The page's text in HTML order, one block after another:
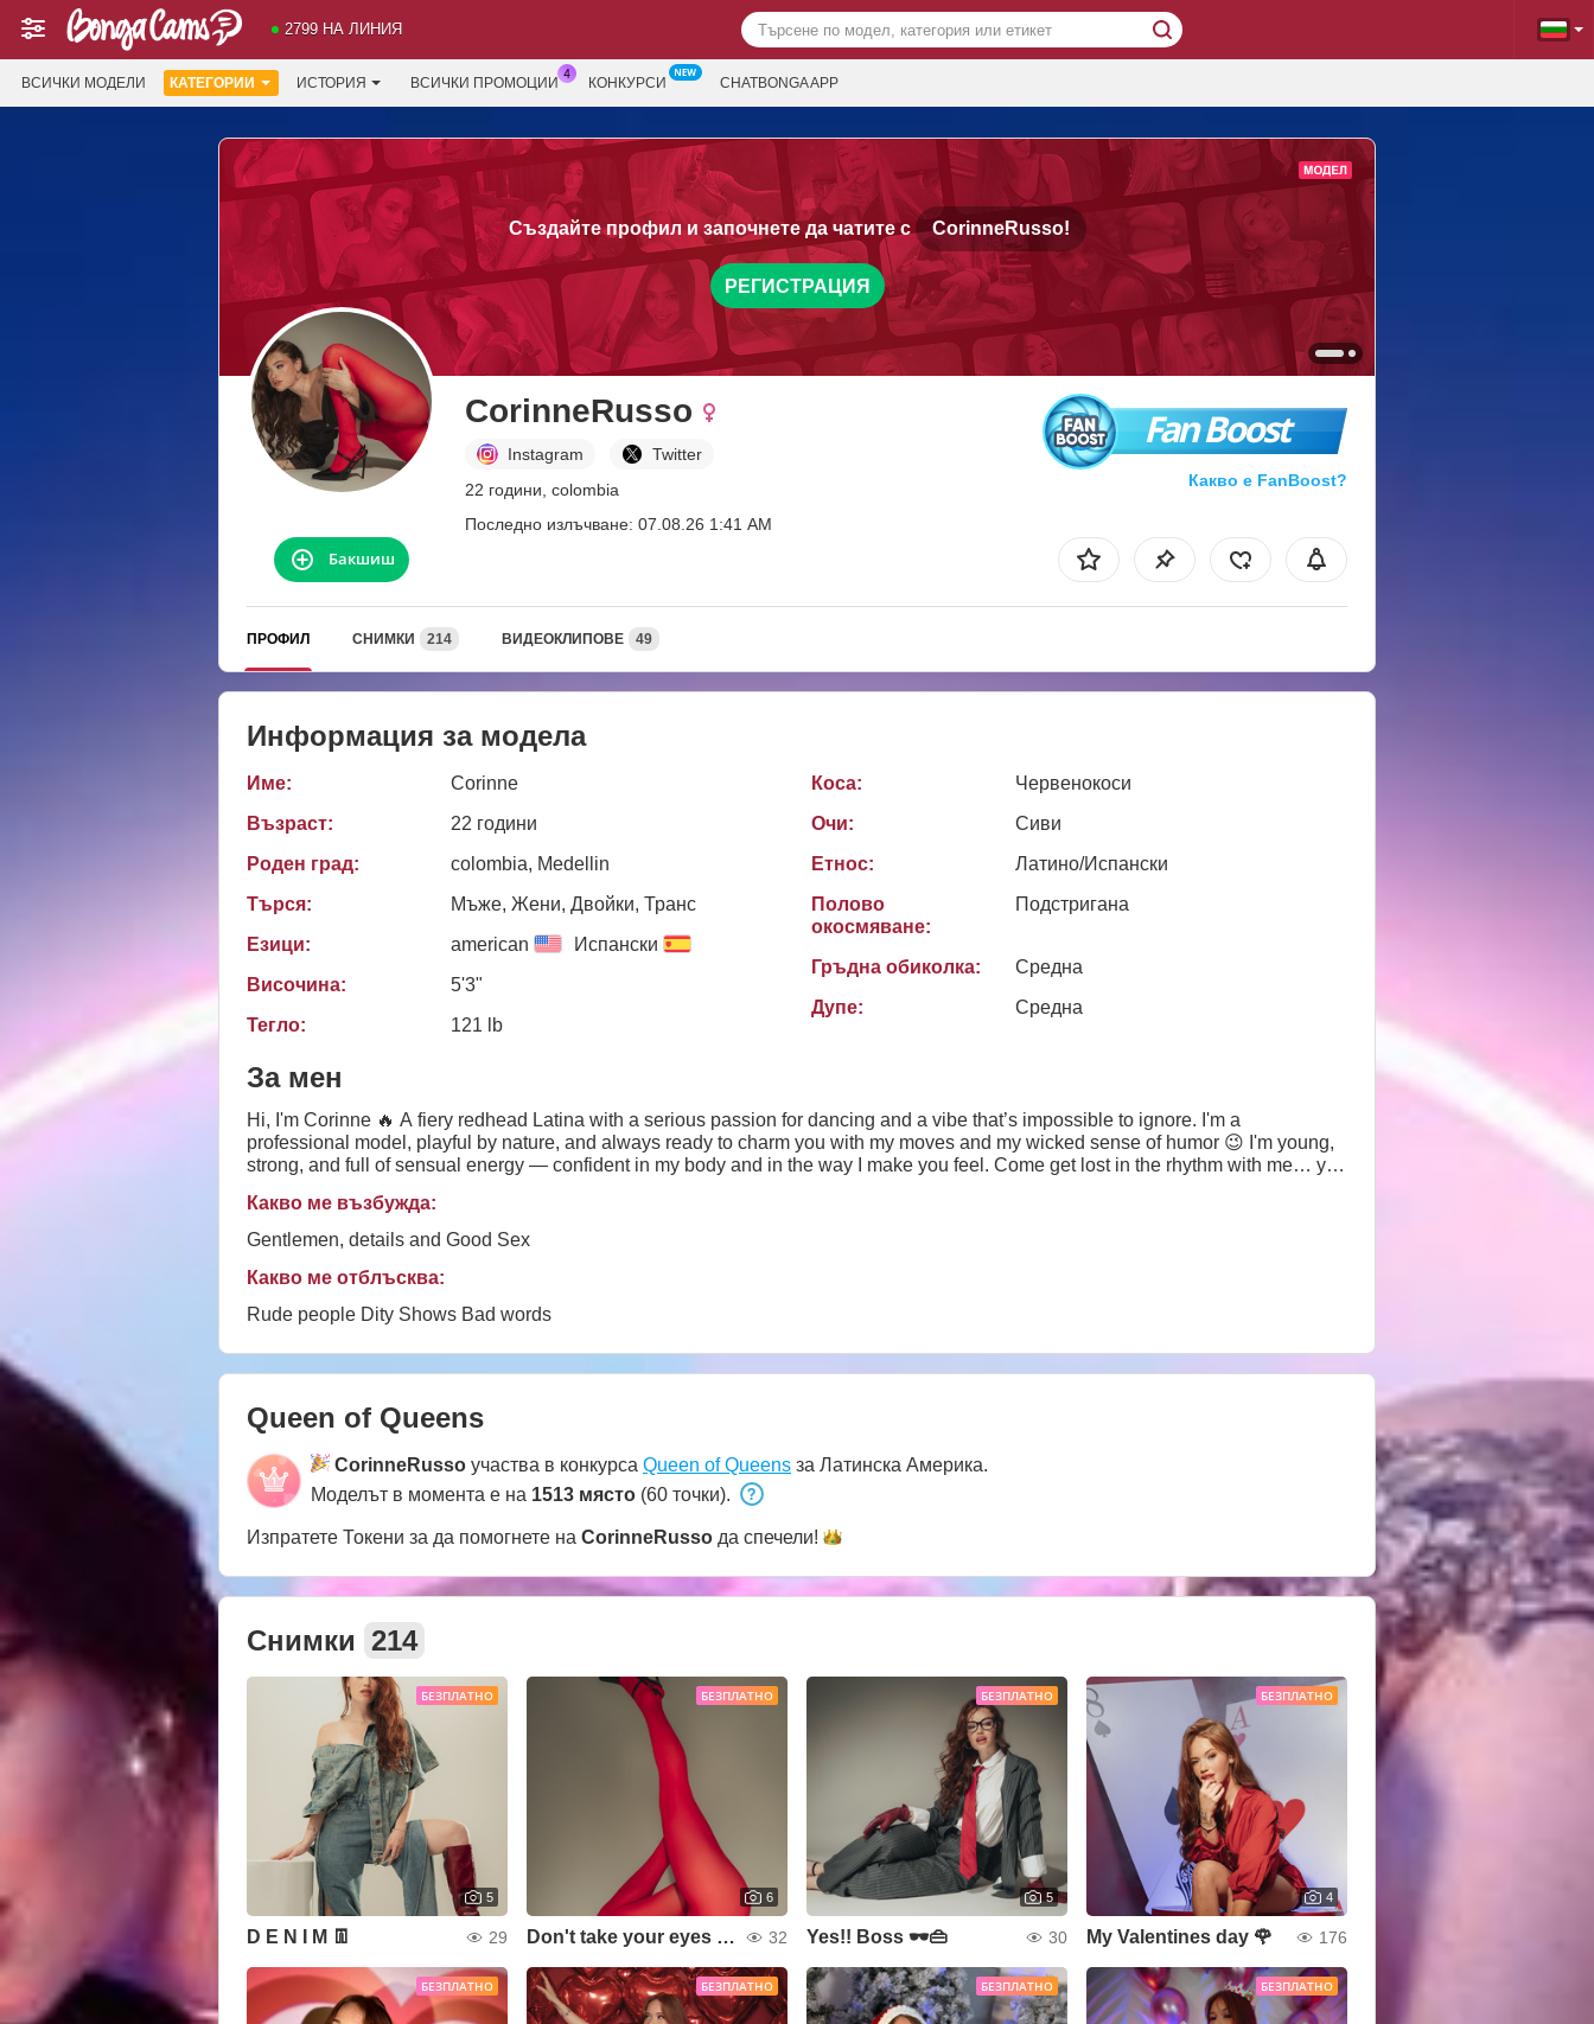
2799 НА ЛИНИЯ
ВСИЧКИ МОДЕЛИ КАТЕГОРИИ ИСТОРИЯ ВСИЧКИ ПРОМОЦИИ КОНКУРСИ CHATBONGA APP
Създайте профил и започнете да чатите с CorinneRusso!
РЕГИСТРАЦИЯ
CorinneRusso
Instagram
Twitter
22 години, colombia
Последно излъчване: 07.08.26 1:41 AM
Fan Boost
Какво е FanBoost?
Бакшиш
ПРОФИЛ СНИМКИ 214 ВИДЕОКЛИПОВЕ 49
Информация за модела
Име:
Corinne
Възраст:
22 години
Роден град:
colombia, Medellin
Търся:
Мъже, Жени, Двойки, Транс
Езици:
american Испански
Височина:
5'3"
Тегло:
121 lb
Коса:
Червенокоси
Очи:
Сиви
Етнос:
Латино/Испански
Полово
окосмяване:
Подстригана
Гръдна обиколка:
Среднa
Дупе:
Среднa
За мен
Hi, I'm Corinne 🔥 A fiery redhead Latina with a serious passion for dancing and a vibe that’s impossible to ignore. I'm a
professional model, playful by nature, and always ready to charm you with my moves and my wicked sense of humor 😉 I'm young,
strong, and full of sensual energy — confident in my body and in the way I make you feel. Come get lost in the rhythm with me… you
Какво ме възбужда:
Gentlemen, details and Good Sex
Какво ме отблъсква:
Rude people Dity Shows Bad words
Queen of Queens
CorinneRusso участва в конкурса Queen of Queens за Латинска Америка.
Моделът в момента е на 1513 място (60 точки).
Изпратете Токени за да помогнете на CorinneRusso да спечели!
Снимки 214
БЕЗПЛАТНО
5
D E N I M 👖 29
БЕЗПЛАТНО
6
Don't take your eyes off me 🧨 32
БЕЗПЛАТНО
5
Yes!! Boss 🕶👜 30
БЕЗПЛАТНО
4
My Valentines day 🌹 176
БЕЗПЛАТНО БЕЗПЛАТНО БЕЗПЛАТНО БЕЗПЛАТНО